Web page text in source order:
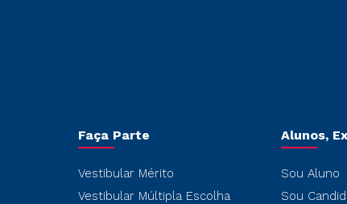
Faça Parte
Vestibular Mérito
Vestibular Múltipla Escolha
Alunos,
Sou Aluno
Sou